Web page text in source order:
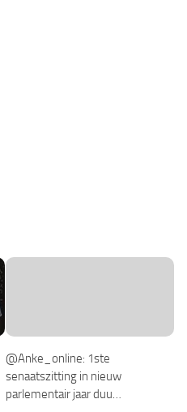
@Anke_online: 1ste
senaatszitting in nieuw
parlementair jaar duu…